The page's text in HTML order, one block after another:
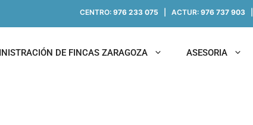
CENTRO:976 233 075 | ACTUR:976 737 903
DE FINCAS ZARAGOZA ASESORIA